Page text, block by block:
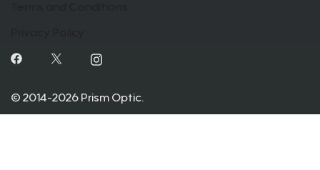
© 2014-2026 Prism Optic.